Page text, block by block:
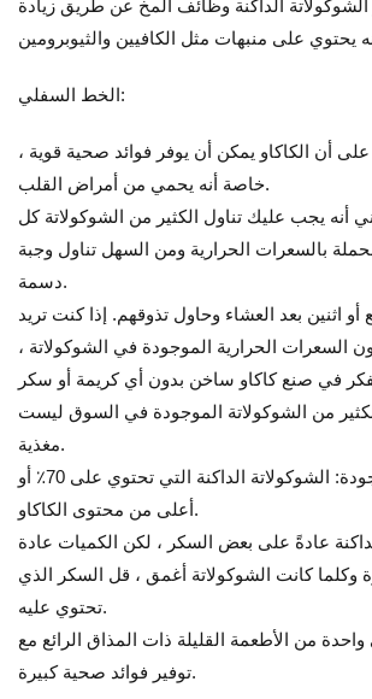
الداكنة وظائف المخ عن طريق زيادة
الخط السفلي:
على أن الكاكاو يمكن أن يوفر فوائد صحية قوية ،
خاصة أنه يحمي من أمراض القلب.
أنه يجب عليك تناول الكثير من الشوكولاتة كل
بالسعرات الحرارية ومن السهل تناول وجبة
دسمة.
اثنين بعد العشاء وحاول تذوقهم. إذا كنت تريد
السعرات الحرارية الموجودة في الشوكولاتة ،
من الشوكولاتة الموجودة في السوق ليست
مغذية.
اختر المواد عالية الجودة: الشوكولاتة الداكنة التي تحتوي على 70٪ أو
أعلى من محتوى الكاكاو.
عادةً على بعض السكر ، لكن الكميات عادة
وكلما كانت الشوكولاتة أغمق ، قل السكر الذي
تحتوي عليه.
من الأطعمة القليلة ذات المذاق الرائع مع
توفير فوائد صحية كبيرة.